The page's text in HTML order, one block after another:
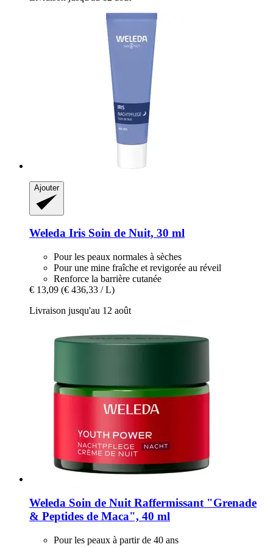
Ajouter
Weleda Iris Soin de Nuit, 30 ml
Pour les peaux normales à sèches
Pour une mine fraîche et revigorée au réveil
Renforce la barrière cutanée
€ 13,09 (€ 436,33 / L)
Livraison jusqu'au 12 août
Weleda Soin de Nuit Raffermissant "Grenade
& Peptides de Maca", 40 ml
Pour les peaux à partir de 40 ans